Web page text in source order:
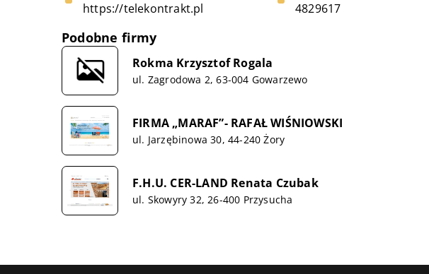
https://telekontrakt.pl
4829617
Podobne firmy
Rokma Krzysztof Rogala
ul. Zagrodowa 2, 63-004 Gowarzewo
FIRMA „MARAF”- RAFAŁ WIŚNIOWSKI
ul. Jarzębinowa 30, 44-240 Żory
F.H.U. CER-LAND Renata Czubak
ul. Skowyry 32, 26-400 Przysucha